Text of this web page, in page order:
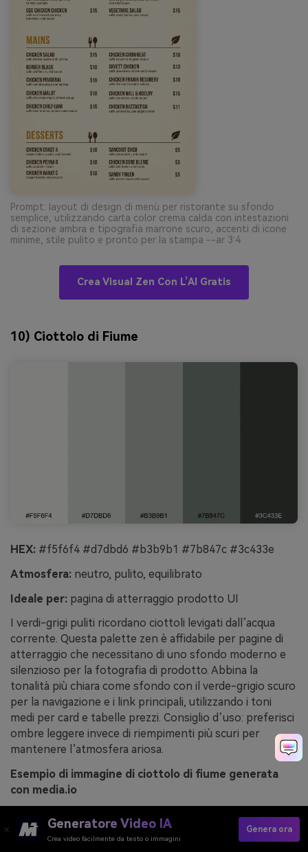
Prompt: layout di design di menù per ristorante su sfondo
semplice, utilizzando carta color crema calda con intestazioni
di sezione ambra e tipografia marrone scuro, accenti di icone
minime, stile pulito e pronto per la stampa --ar 3:4
Crea Visual Zen Con L’AI Gratis
10) Ciottolo di Fiume
HEX: #f5f6f4 #d7dbd6 #b3b9b1 #7b847c #3c433e
Atmosfera: neutro, pulito, equilibrato
Ideale per: pagina di atterraggio prodotto UI
I verdi-grigi puliti ricordano ciottoli levigati dall’acqua
corrente. Questa palette zen è affidabile per pagine di
atterraggio che necessitano di uno sfondo moderno e
silenzioso per la fotografia di prodotto. Abbina la
tonalità più chiara come sfondo con il verde-grigio scuro
per la navigazione e i link principali, utilizzando i toni
medi per card e tabelle prezzi. Consiglio d’uso: preferisci
ombre leggere invece di riempimenti più scuri per
mantenere l’atmosfera ariosa.
Esempio di immagine di ciottolo di fiume generata
con media.io
Generatore Video IA
Crea video facilmente da testo o immagini
Genera ora